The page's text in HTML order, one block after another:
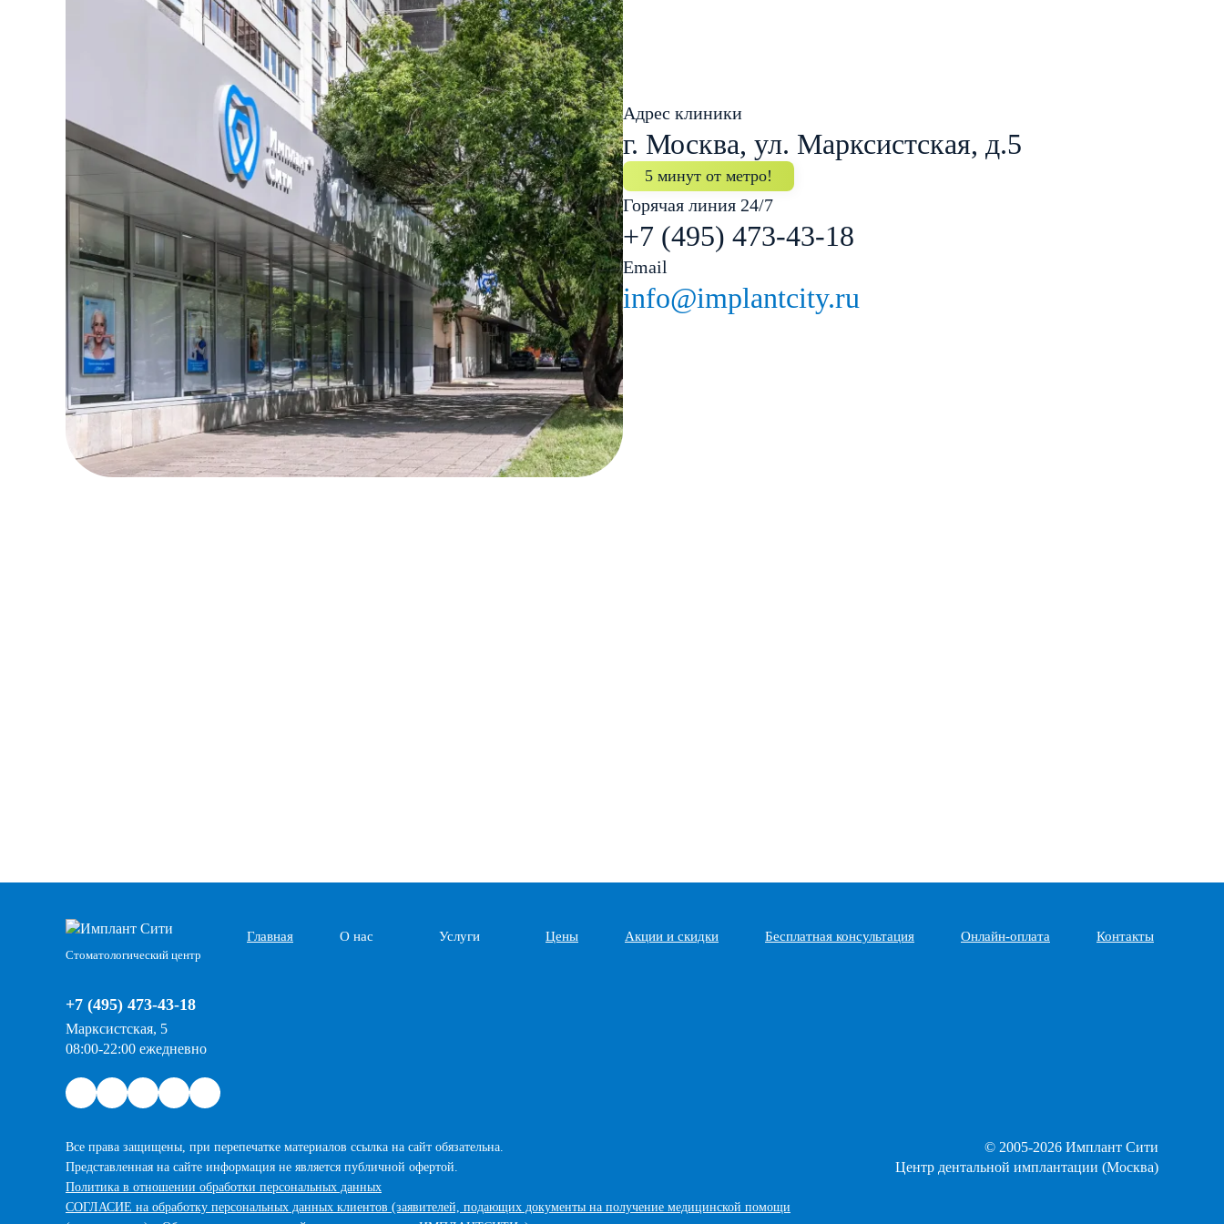
Адрес клиники
г. Москва, ул. Марксистская, д.5
5 минут от метро!
Горячая линия 24/7
+7 (495) 473-43-18
Email
info@implantcity.ru
Стоматологический центр
Главная О нас Услуги Цены Акции и скидки Бесплатная консультация Онлайн-оплата Контакты
+7 (495) 473-43-18
Марксистская, 5
08:00-22:00 ежедневно
Все права защищены, при перепечатке материалов ссылка на сайт обязательна.
Представленная на сайте информация не является публичной офертой.
Политика в отношении обработки персональных данных
СОГЛАСИЕ на обработку персональных данных клиентов (заявителей, подающих документы на получение медицинской помощи
© 2005-2026 Имплант Сити
Центр дентальной имплантации (Москва)